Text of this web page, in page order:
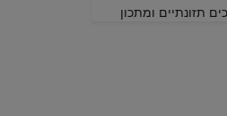
תזונתיים ומתכון